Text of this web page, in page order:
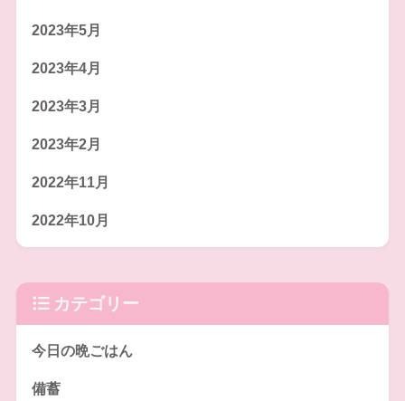
2023年5月
2023年4月
2023年3月
2023年2月
2022年11月
2022年10月
カテゴリー
今日の晩ごはん
備蓄